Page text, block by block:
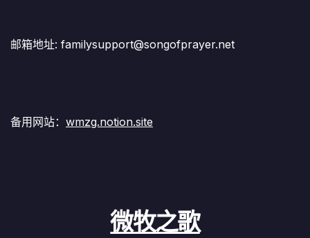
邮箱地址: familysupport@songofprayer.net
备用网站： wmzg.notion.site
微牧之歌